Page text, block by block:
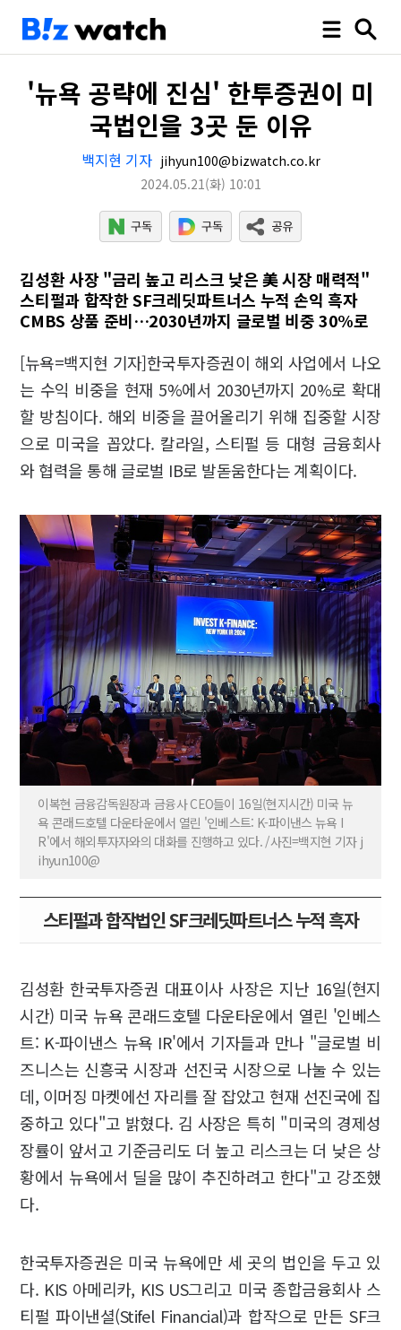
'뉴욕 공략에 진심' 한투증권이 미
국법인을 3곳 둔 이유
백지현 기자 jihyun100@bizwatch.co.kr
2024.05.21(화) 10:01
김성환 사장 "금리 높고 리스크 낮은 美 시장 매력적"
스티펄과 합작한 SF크레딧파트너스 누적 손익 흑자
CMBS 상품 준비…2030년까지 글로벌 비중 30%로
[뉴욕=백지현 기자]한국투자증권이 해외 사업에서 나오
는 수익 비중을 현재 5%에서 2030년까지 20%로 확대
할 방침이다. 해외 비중을 끌어올리기 위해 집중할 시장
으로 미국을 꼽았다. 칼라일, 스티펄 등 대형 금융회사
와 협력을 통해 글로벌 IB로 발돋움한다는 계획이다.
이복현 금융감독원장과 금융사 CEO들이 16일(현지시간) 미국 뉴
욕 콘래드호텔 다운타운에서 열린 '인베스트: K-파이낸스 뉴욕 I
R'에서 해외투자자와의 대화를 진행하고 있다. /사진=백지현 기자 j
ihyun100@
스티펄과 합작법인 SF크레딧파트너스 누적 흑자
김성환 한국투자증권 대표이사 사장은 지난 16일(현지
시간) 미국 뉴욕 콘래드호텔 다운타운에서 열린 '인베스
트: K-파이낸스 뉴욕 IR'에서 기자들과 만나 "글로벌 비
즈니스는 신흥국 시장과 선진국 시장으로 나눌 수 있는
데, 이머징 마켓에선 자리를 잘 잡았고 현재 선진국에 집
중하고 있다"고 밝혔다. 김 사장은 특히 "미국의 경제성
장률이 앞서고 기준금리도 더 높고 리스크는 더 낮은 상
황에서 뉴욕에서 딜을 많이 추진하려고 한다"고 강조했
다.
한국투자증권은 미국 뉴욕에만 세 곳의 법인을 두고 있
다. KIS 아메리카, KIS US그리고 미국 종합금융회사 스
티펄 파이낸셜(Stifel Financial)과 합작으로 만든 SF크